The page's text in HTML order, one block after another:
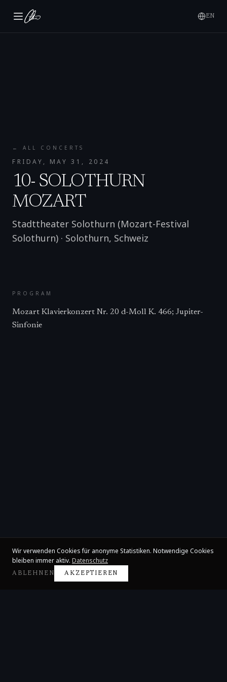
EN
← ALL CONCERTS
FRIDAY, MAY 31, 2024
10- SOLOTHURN
MOZART
Stadttheater Solothurn (Mozart-Festival
Solothurn) · Solothurn, Schweiz
PROGRAM
Mozart Klavierkonzert Nr. 20 d-Moll K. 466; Jupiter-
Sinfonie
Wir verwenden Cookies für anonyme Statistiken. Notwendige Cookies
bleiben immer aktiv. Datenschutz
ABLEHNEN AKZEPTIEREN